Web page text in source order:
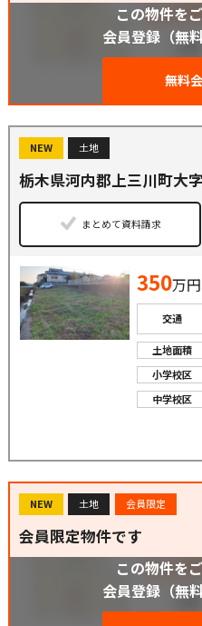
この物件を
会員登録（無
無料
NEW 土地
栃木県河内郡上三川町大
まとめて資料請求
350万円
交通
土地面積
小学校区
中学校区
NEW 土地 会員限定
会員限定物件です
この物件を
会員登録（無